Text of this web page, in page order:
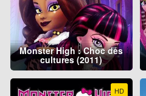
Monster High : Choc des
cultures (2011)
HD